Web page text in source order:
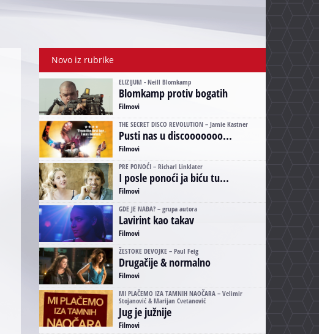
Novo iz rubrike
ELIZIJUM - Neill Blomkamp
Blomkamp protiv bogatih
Filmovi
THE SECRET DISCO REVOLUTION – Jamie Kastner
Pusti nas u discooooooo...
Filmovi
PRE PONOĆI – Richarl Linklater
I posle ponoći ja biću tu...
Filmovi
GDE JE NAĐA? – grupa autora
Lavirint kao takav
Filmovi
ŽESTOKE DEVOJKE – Paul Feig
Drugačije & normalno
Filmovi
MI PLAČEMO IZA TAMNIH NAOČARA – Velimir
Stojanović & Marijan Cvetanović
Jug je južnije
Filmovi